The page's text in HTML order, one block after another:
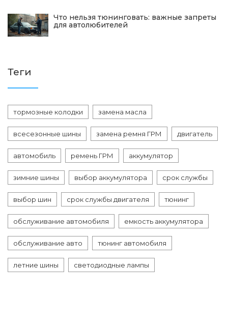
Что нельзя тюнинговать: важные запреты
для автолюбителей
Теги
тормозные колодки замена масла
всесезонные шины замена ремня ГРМ двигатель
автомобиль ремень ГРМ аккумулятор
зимние шины выбор аккумулятора срок службы
выбор шин срок службы двигателя тюнинг
обслуживание автомобиля емкость аккумулятора
обслуживание авто тюнинг автомобиля
летние шины светодиодные лампы